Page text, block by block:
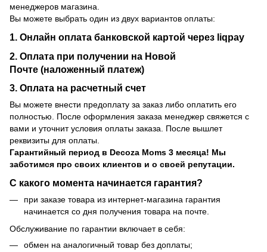
менеджеров магазина.
Вы можете выбрать один из двух вариантов оплаты:
1. Онлайн оплата банковской картой через liqpay
2. Оплата при получении на Новой
Почте (наложенный платеж)
3. Оплата на расчетный счет
Вы можете внести предоплату за заказ либо оплатить его
полностью. После оформления заказа менеджер свяжется с
вами и уточнит условия оплаты заказа. После вышлет
реквизиты для оплаты.
Гарантийный период в Decoza Moms 3 месяца! Мы
заботимся про своих клиентов и о своей репутации.
С какого момента начинается гарантия?
при заказе товара из интернет-магазина гарантия
начинается со дня получения товара на почте.
Обслуживание по гарантии включает в себя:
обмен на аналогичный товар без доплаты;